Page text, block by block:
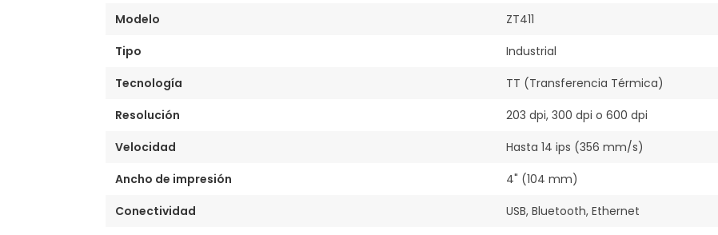
Modelo
ZT411
Tipo
Industrial
Tecnología
TT (Transferencia Térmica)
Resolución
203 dpi, 300 dpi o 600 dpi
Velocidad
Hasta 14 ips (356 mm/s)
Ancho de impresión
4" (104 mm)
Conectividad
USB, Bluetooth, Ethernet